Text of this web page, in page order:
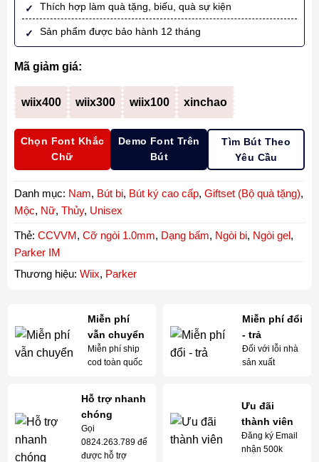
Thích hợp làm quà tặng, biếu, quà sự kiện
Sản phẩm được bảo hành 12 tháng
Mã giảm giá:
wiix400 wiix300 wiix100 xinchao
Chọn Font Khắc
Chữ
Demo Font Trên
Bút
Tìm Bút Theo
Yêu Cầu
Danh mục: Nam, Bút bi, Bút ký cao cấp, Giftset (Bộ quà tặng),
Mộc, Nữ, Thủy, Unisex
Thẻ: CCVVM, Cỡ ngòi 1.0mm, Dạng bấm, Ngòi bi, Ngòi gel,
Parker IM
Thương hiệu: Wiix, Parker
Miễn phí
vẫn chuyển
Miễn phí ship
cod toàn quốc
Miễn phí đổi
- trả
Đối với lỗi nhà
sản xuất
Hỗ trợ nhanh
chóng
Gọi
0824.263.789 để
được hỗ trợ
Ưu đãi
thành viên
Đăng ký Email
nhận 500k